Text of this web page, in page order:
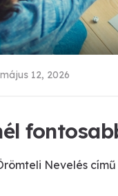
május 12, 2026
Nevelés